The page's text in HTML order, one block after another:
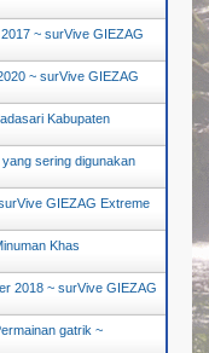
~ surVive GIEZAG
~ surVive GIEZAG
Kabupaten
sering digunakan
GIEZAG Extreme
Khas
2018 ~ surVive GIEZAG
gatrik ~